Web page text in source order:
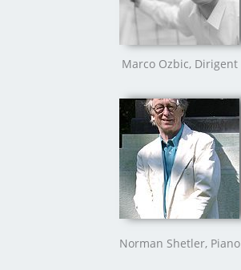
Marco Ozbic, Dirigent
Norman Shetler, Piano